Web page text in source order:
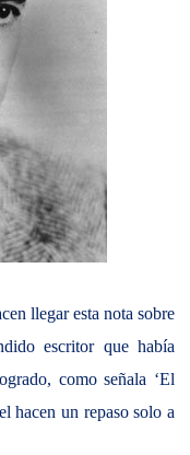
llegar esta nota sobre
escritor que había
como señala ‘El
hacen un repaso solo a